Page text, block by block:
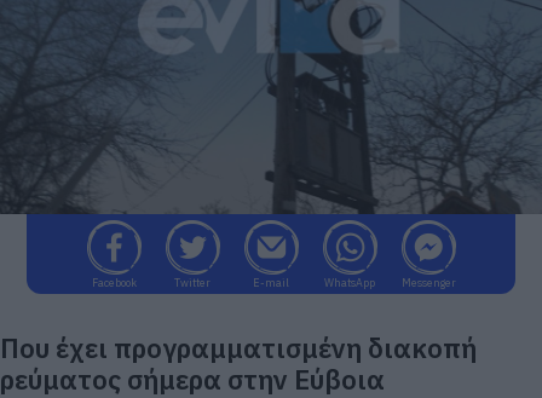
Facebook Twitter E-mail WhatsApp Messenger
Που έχει προγραμματισμένη διακοπή
ρεύματος σήμερα στην Εύβοια